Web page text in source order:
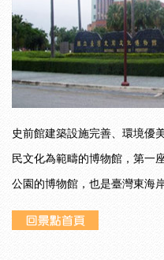
史前館建築設施完善、環境優
民文化為範疇的博物館，第一
公園的博物館，也是臺灣東海